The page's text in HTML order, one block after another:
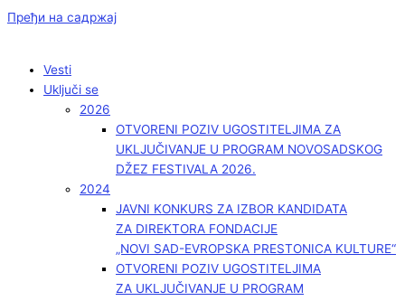
Пређи на садржај
Vesti
Uključi se
2026
OTVORENI POZIV UGOSTITELJIMA ZA
UKLJUČIVANJE U PROGRAM NOVOSADSKOG
DŽEZ FESTIVALA 2026.
2024
JAVNI KONKURS ZA IZBOR KANDIDATA
ZA DIREKTORA FONDACIJE
„NOVI SAD-EVROPSKA PRESTONICA KULTURE“
OTVORENI POZIV UGOSTITELJIMA
ZA UKLJUČIVANJE U PROGRAM